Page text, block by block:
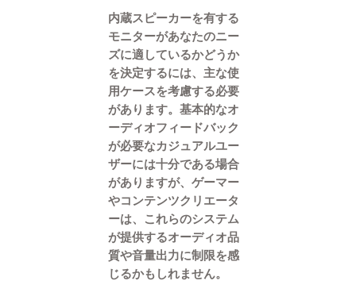
内蔵スピーカーを有する
モニターがあなたのニー
ズに適しているかどうか
を決定するには、主な使
用ケースを考慮する必要
があります。基本的なオ
ーディオフィードバック
が必要なカジュアルユー
ザーには十分である場合
がありますが、ゲーマー
やコンテンツクリエータ
ーは、これらのシステム
が提供するオーディオ品
質や音量出力に制限を感
じるかもしれません。